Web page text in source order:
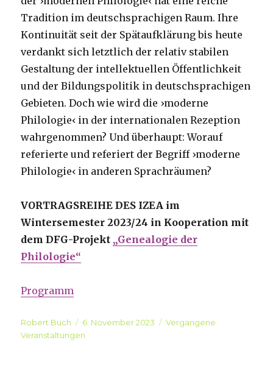
Tradition im deutschsprachigen Raum. Ihre
Kontinuität seit der Spätaufklärung bis heute
verdankt sich letztlich der relativ stabilen
Gestaltung der intellektuellen Öffentlichkeit
und der Bildungspolitik in deutschsprachigen
Gebieten. Doch wie wird die ›moderne
Philologie‹ in der internationalen Rezeption
wahrgenommen? Und überhaupt: Worauf
referierte und referiert der Begriff ›moderne
Philologie‹ in anderen Sprachräumen?
VORTRAGSREIHE DES IZEA im
Wintersemester 2023/24 in Kooperation mit
dem DFG-Projekt „Genealogie der
Philologie“
Programm
Autor
Robert Buch
Veröffentlicht
am
6. November 2023 Kategorien
Vergangene
Veranstaltungen